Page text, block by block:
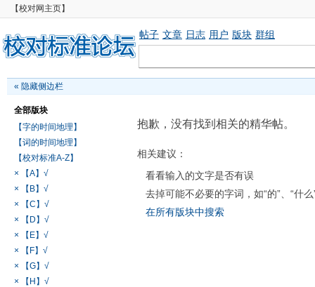
【校对网主页】
帖子 文章 日志 用户 版块 群组
« 隐藏侧边栏
全部版块
【字的时间地理】
【词的时间地理】
【校对标准A-Z】
× 【A】√
× 【B】√
× 【C】√
× 【D】√
× 【E】√
× 【F】√
× 【G】√
× 【H】√
抱歉，没有找到相关的精华帖。
相关建议：
看看输入的文字是否有误
去掉可能不必要的字词，如“的”、“什么
在所有版块中搜索